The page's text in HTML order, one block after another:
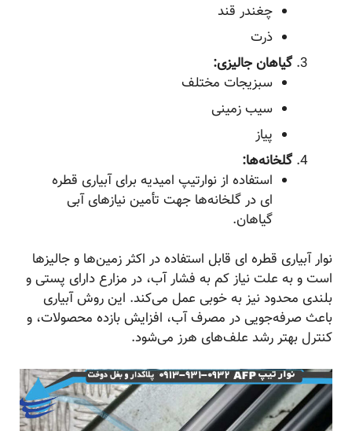
چغندر قند
ذرت
گیاهان جالیزی:
سبزیجات مختلف
سیب زمینی
پیاز
گلخانه‌ها:
استفاده از نوارتیپ امیدیه برای آبیاری قطره
ای در گلخانه‌ها جهت تأمین نیازهای آبی
گیاهان.
نوار آبیاری قطره ای قابل استفاده در اکثر زمین‌ها و جالیز‌ها
است و به علت نیاز کم به فشار آب، در مزارع دارای پستی و
بلندی محدود نیز به خوبی عمل می‌کند. این روش آبیاری
باعث صرفه‌جویی در مصرف آب، افزایش بازده محصولات، و
کنترل بهتر رشد علف‌های هرز می‌شود.